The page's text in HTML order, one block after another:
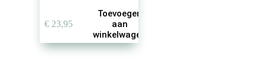
€23,95
Toevoegen
aan
winkelwagen